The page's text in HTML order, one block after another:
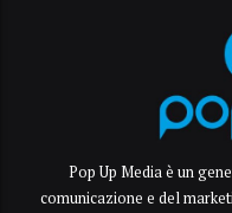
Pop Up Media è un
comunicazione e del